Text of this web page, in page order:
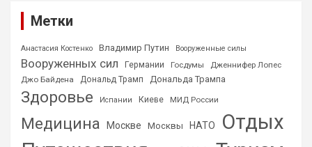
Метки
Анастасия Костенко Владимир Путин Вооруженные силы
Вооруженных сил Германии Госдумы
Дженнифер Лопес
Джо Байдена
Дональд Трамп Дональда Трампа
Здоровье Испании Киеве МИД России
Медицина Москве Москвы НАТО
Отдых